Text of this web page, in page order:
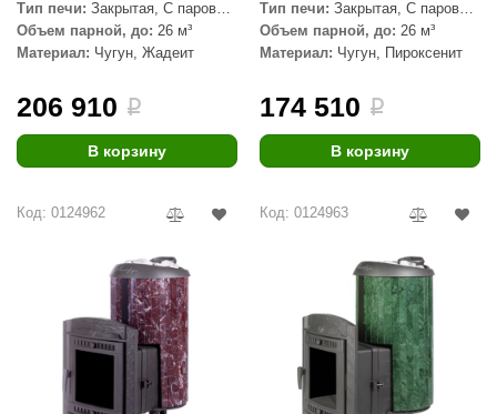
Тип печи: Закрытая, С паровой
пушкой
Объем парной, до: 26 м³
Материал: Чугун, Жадеит
206 910 i
В корзину
Тип печи: Закрытая, С паровой
пушкой
Объем парной, до: 26 м³
Материал: Чугун, Пироксенит
174 510 i
В корзину
Код: 0124962 Код: 0124963